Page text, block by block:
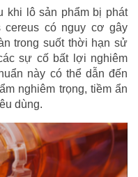
khi lô sản phẩm bị phát
cereus có nguy cơ gây
trong suốt thời hạn sử
sự cố bất lợi nghiêm
này có thể dẫn đến
nghiêm trọng, tiềm ẩn
dùng.